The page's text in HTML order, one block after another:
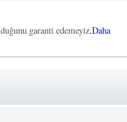
garanti edemeyiz.Daha